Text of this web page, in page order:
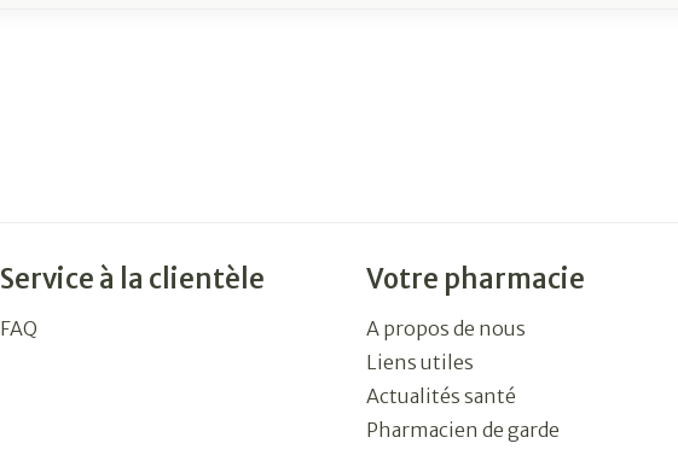
Service à la clientèle
FAQ
Votre pharmacie
A propos de nous
Liens utiles
Actualités santé
Pharmacien de garde